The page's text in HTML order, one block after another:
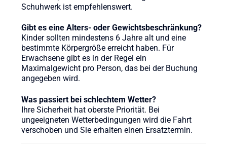
Schuhwerk ist empfehlenswert.
Gibt es eine Alters- oder Gewichtsbeschränkung?
Kinder sollten mindestens 6 Jahre alt und eine
bestimmte Körpergröße erreicht haben. Für
Erwachsene gibt es in der Regel ein
Maximalgewicht pro Person, das bei der Buchung
angegeben wird.
Was passiert bei schlechtem Wetter?
Ihre Sicherheit hat oberste Priorität. Bei
ungeeigneten Wetterbedingungen wird die Fahrt
verschoben und Sie erhalten einen Ersatztermin.